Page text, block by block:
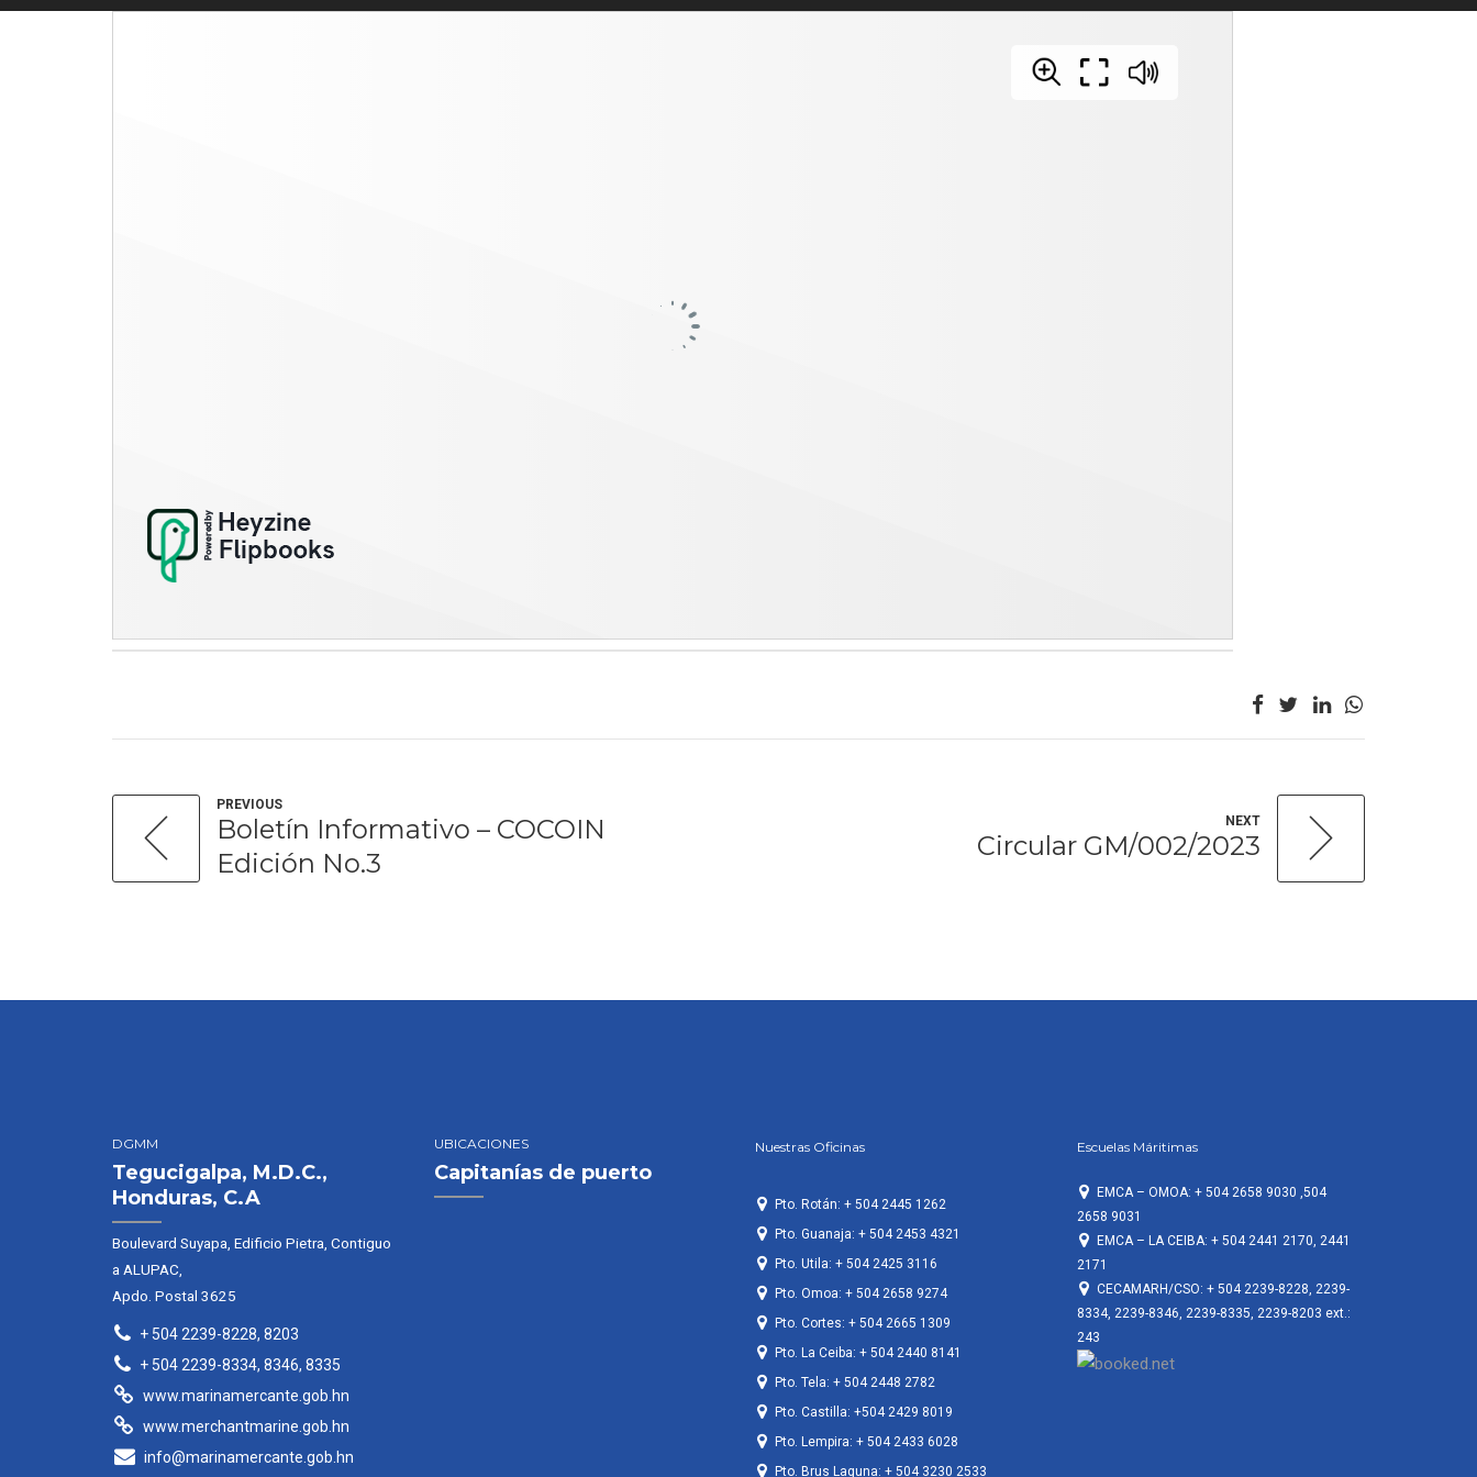
PREVIOUS
Boletín Informativo – COCOIN
Edición No.3
NEXT
Circular GM/002/2023
DGMM
Tegucigalpa, M.D.C.,
Honduras, C.A
Boulevard Suyapa, Edificio Pietra, Contiguo
a ALUPAC,
Apdo. Postal 3625
+ 504 2239-8228, 8203
+ 504 2239-8334, 8346, 8335
www.marinamercante.gob.hn
www.merchantmarine.gob.hn
info@marinamercante.gob.hn
UBICACIONES
Capitanías de puerto
Nuestras Oficinas
Pto. Rotán: + 504 2445 1262
Pto. Guanaja: + 504 2453 4321
Pto. Utila: + 504 2425 3116
Pto. Omoa: + 504 2658 9274
Pto. Cortes: + 504 2665 1309
Pto. La Ceiba: + 504 2440 8141
Pto. Tela: + 504 2448 2782
Pto. Castilla: +504 2429 8019
Pto. Lempira: + 504 2433 6028
Pto. Brus Laguna: + 504 3230 2533
Escuelas Máritimas
EMCA – OMOA: + 504 2658 9030 ,504
2658 9031
EMCA – LA CEIBA: + 504 2441 2170, 2441
2171
CECAMARH/CSO: + 504 2239-8228, 2239-
8334, 2239-8346, 2239-8335, 2239-8203 ext.:
243